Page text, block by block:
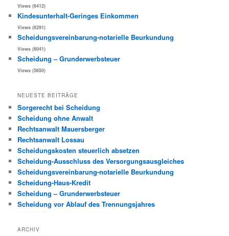
Views (6412)
Kindesunterhalt-Geringes Einkommen
Views (6291)
Scheidungsvereinbarung-notarielle Beurkundung
Views (6041)
Scheidung – Grunderwerbsteuer
Views (5650)
NEUESTE BEITRÄGE
Sorgerecht bei Scheidung
Scheidung ohne Anwalt
Rechtsanwalt Mauersberger
Rechtsanwalt Lossau
Scheidungskosten steuerlich absetzen
Scheidung-Ausschluss des Versorgungsausgleiches
Scheidungsvereinbarung-notarielle Beurkundung
Scheidung-Haus-Kredit
Scheidung – Grunderwerbsteuer
Scheidung vor Ablauf des Trennungsjahres
ARCHIV